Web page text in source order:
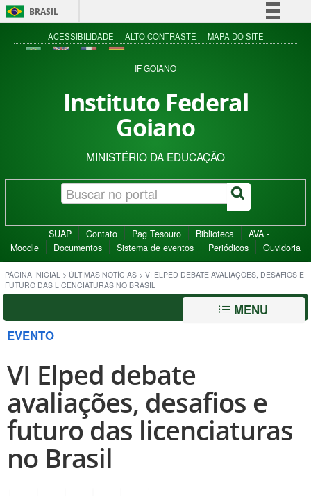
BRASIL
Simplifique!
Acesso à informação
ACESSIBILIDADE ALTO CONTRASTE MAPA DO SITE
IF GOIANO
Instituto Federal
Goiano
MINISTÉRIO DA EDUCAÇÃO
SUAP Contato Pag Tesouro Biblioteca
AVA -
Moodle
Documentos Sistema de eventos Periódicos Ouvidoria
PÁGINA INICIAL > ÚLTIMAS NOTÍCIAS > VI ELPED DEBATE AVALIAÇÕES, DESAFIOS E
FUTURO DAS LICENCIATURAS NO BRASIL
MENU
EVENTO
VI Elped debate
avaliações, desafios e
futuro das licenciaturas
no Brasil